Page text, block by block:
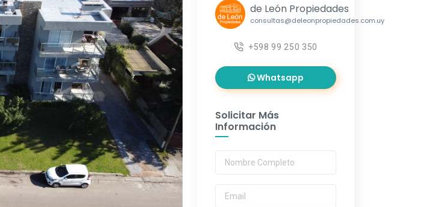
de León Propiedades
consultas@deleonpropiedades.com.uy
+598 99 250 350
Whatsapp
Solicitar Más
Información